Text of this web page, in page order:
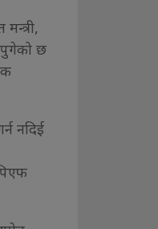
पुगेको छ
नदिई